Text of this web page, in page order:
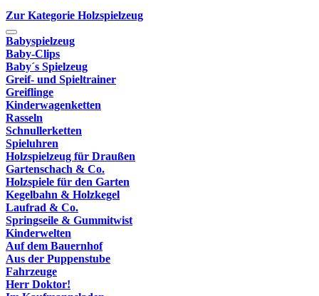
Zur Kategorie Holzspielzeug
Babyspielzeug
Baby-Clips
Baby´s Spielzeug
Greif- und Spieltrainer
Greiflinge
Kinderwagenketten
Rasseln
Schnullerketten
Spieluhren
Holzspielzeug für Draußen
Gartenschach & Co.
Holzspiele für den Garten
Kegelbahn & Holzkegel
Laufrad & Co.
Springseile & Gummitwist
Kinderwelten
Auf dem Bauernhof
Aus der Puppenstube
Fahrzeuge
Herr Doktor!